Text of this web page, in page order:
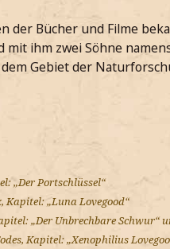
der Bücher und Filme
mit ihm zwei Söhne
Gebiet der
„Der Portschlüssel“
„Luna Lovegood“
„Der Unbrechbare Schwur“
Kapitel: „Xenophilius